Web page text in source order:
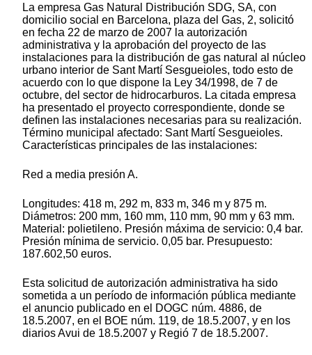
La empresa Gas Natural Distribución SDG, SA, con
domicilio social en Barcelona, plaza del Gas, 2, solicitó
en fecha 22 de marzo de 2007 la autorización
administrativa y la aprobación del proyecto de las
instalaciones para la distribución de gas natural al núcleo
urbano interior de Sant Martí Sesgueioles, todo esto de
acuerdo con lo que dispone la Ley 34/1998, de 7 de
octubre, del sector de hidrocarburos. La citada empresa
ha presentado el proyecto correspondiente, donde se
definen las instalaciones necesarias para su realización.
Término municipal afectado: Sant Martí Sesgueioles.
Características principales de las instalaciones:
Red a media presión A.
Longitudes: 418 m, 292 m, 833 m, 346 m y 875 m.
Diámetros: 200 mm, 160 mm, 110 mm, 90 mm y 63 mm.
Material: polietileno. Presión máxima de servicio: 0,4 bar.
Presión mínima de servicio. 0,05 bar. Presupuesto:
187.602,50 euros.
Esta solicitud de autorización administrativa ha sido
sometida a un período de información pública mediante
el anuncio publicado en el DOGC núm. 4886, de
18.5.2007, en el BOE núm. 119, de 18.5.2007, y en los
diarios Avui de 18.5.2007 y Regió 7 de 18.5.2007.